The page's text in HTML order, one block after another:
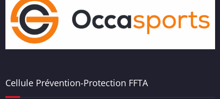
Cellule Prévention-Protection FFTA